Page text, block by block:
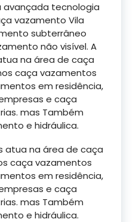
avançada tecnologia
vazamento Vila
subterrâneo
não visível. A
na área de caça
caça vazamentos
em residência,
e caça
mas Também
e hidráulica.
atua na área de caça
caça vazamentos
em residência,
e caça
mas Também
e hidráulica.